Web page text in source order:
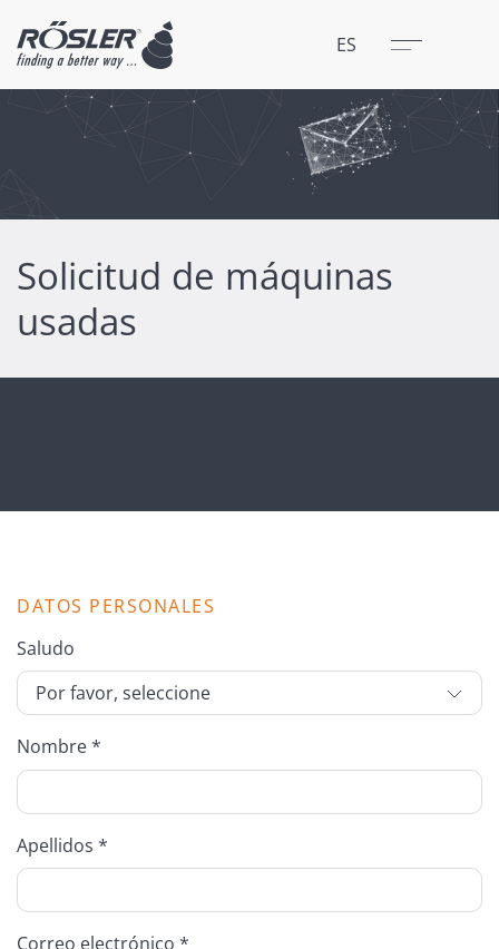
ES Menú
Cerrar
Solicitud de máquinas
usadas
DATOS PERSONALES
Saludo
Nombre *
Apellidos *
Correo electrónico *